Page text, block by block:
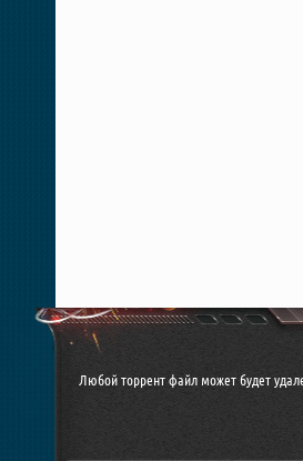
Любой торрент файл может будет